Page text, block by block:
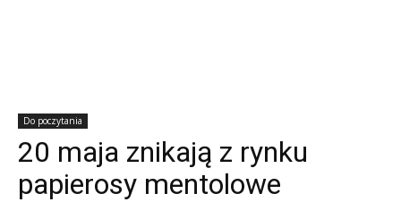
Do poczytania
20 maja znikają z rynku
papierosy mentolowe